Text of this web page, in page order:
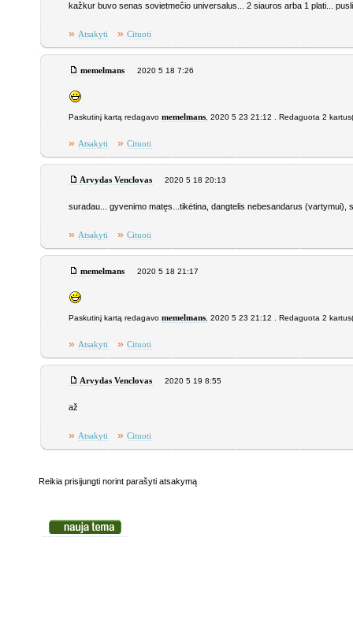
kažkur buvo senas sovietmečio universalus... 2 siauros arba 1 plati...
» Atsakyti » Cituoti
memelmans 2020 5 18 7:26
Paskutinį kartą redagavomemelmans , 2020 5 23 21:12 . Redaguota 2
» Atsakyti » Cituoti
Arvydas Venclovas 2020 5 18 20:13
suradau... gyvenimo matęs...tikėtina, dangtelis nebesandarus
» Atsakyti » Cituoti
memelmans 2020 5 18 21:17
Paskutinį kartą redagavomemelmans , 2020 5 23 21:12 . Redaguota 2
» Atsakyti » Cituoti
Arvydas Venclovas 2020 5 19 8:55
až
» Atsakyti » Cituoti
Reikia prisijungti norint parašyti atsakymą